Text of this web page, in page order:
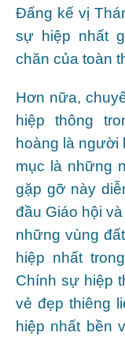
Đấng kế vị
sự hiệp nhất
chăn của toàn
Hơn nữa,
hiệp thông
hoàng là người
mục là những
gặp gỡ này
đầu Giáo hội
những vùng
hiệp nhất
Chính sự hiệp
vẻ đẹp thiêng
hiệp nhất bền